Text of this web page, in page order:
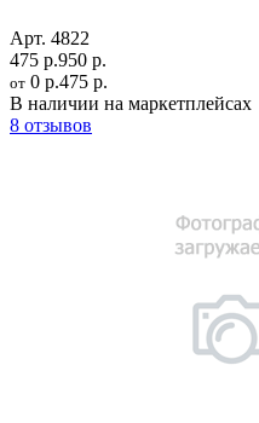
Арт. 4822
475 р.950 р.
от 0 р.475 р.
В наличии на маркетплейсах
8 отзывов